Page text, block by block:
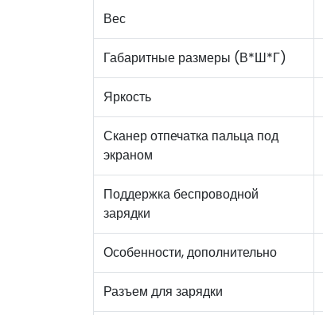
Вес
Габаритные размеры (В*Ш*Г)
Яркость
Сканер отпечатка пальца под
экраном
Поддержка беспроводной
зарядки
Особенности, дополнительно
Разъем для зарядки